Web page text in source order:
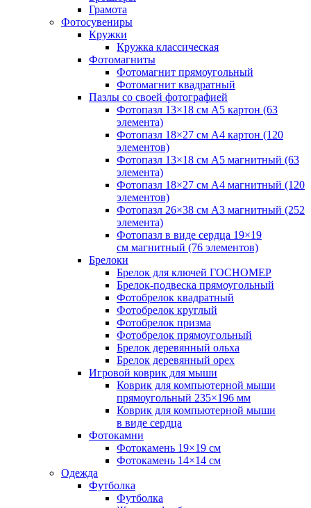
Грамота
Фотосувениры
Кружки
Кружка классическая
Фотомагниты
Фотомагнит прямоугольный
Фотомагнит квадратный
Пазлы со своей фотографией
Фотопазл 13×18 см А5 картон (63
элемента)
Фотопазл 18×27 см А4 картон (120
элементов)
Фотопазл 13×18 см А5 магнитный (63
элемента)
Фотопазл 18×27 см А4 магнитный (120
элементов)
Фотопазл 26×38 см А3 магнитный (252
элемента)
Фотопазл в виде сердца 19×19
см магнитный (76 элементов)
Брелоки
Брелок для ключей ГОСНОМЕР
Брелок-подвеска прямоугольный
Фотобрелок квадратный
Фотобрелок круглый
Фотобрелок призма
Фотобрелок прямоугольный
Брелок деревянный ольха
Брелок деревянный орех
Игровой коврик для мыши
Коврик для компьютерной мыши
прямоугольный 235×196 мм
Коврик для компьютерной мыши
в виде сердца
Фотокамни
Фотокамень 19×19 см
Фотокамень 14×14 см
Одежда
Футболка
Футболка